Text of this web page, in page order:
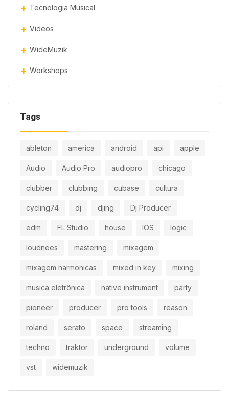
Tecnologia Musical
Videos
WideMuzik
Workshops
Tags
ableton america android api apple
Audio Audio Pro audiopro chicago
clubber clubbing cubase cultura
cycling74 dj djing Dj Producer
edm FL Studio house IOS logic
loudnees mastering mixagem
mixagem harmonicas mixed in key mixing
musica eletrônica native instrument party
pioneer producer pro tools reason
roland serato space streaming
techno traktor underground volume
vst widemuzik